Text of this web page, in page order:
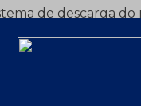
de descarga
de moagem.
de um circuito de
minerais